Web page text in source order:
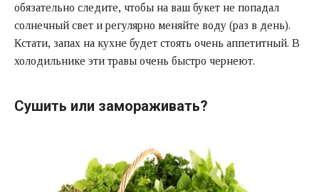
обязательно следите, чтобы на ваш букет не попадал
солнечный свет и регулярно меняйте воду (раз в день).
Кстати, запах на кухне будет стоять очень аппетитный. В
холодильнике эти травы очень быстро чернеют.
Сушить или замораживать?